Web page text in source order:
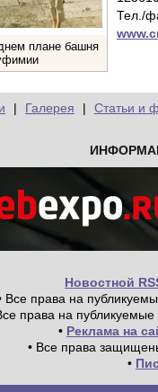
плане башня
Тел./
| Галерея | Статьи и
Новостной
Все права на
права на
• Реклама на
• Все права
•